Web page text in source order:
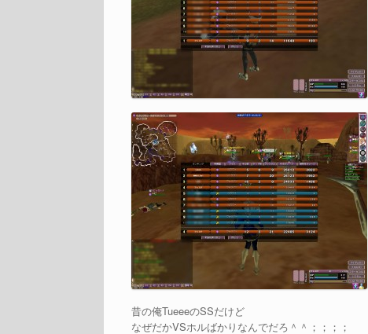
昔の俺TueeeのSSだけど
なぜだかVSホルばかりなんでだろ＾＾；；；；